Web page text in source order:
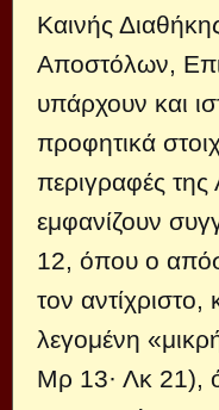
Καινής
Αποστόλων,
υπάρχουν και
προφητικά
περιγραφές
εμφανίζουν
12, όπου ο
τον αντίχριστο,
λεγομένη
Μρ 13· Λκ 21),